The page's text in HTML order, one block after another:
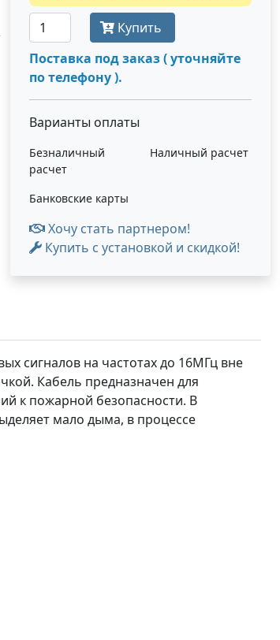
Купить
Поставка под заказ ( уточняйте
по телефону ).
Варианты оплаты
Безналичный
расчет
Наличный расчет
Банковские карты
Хочу стать партнером!
Купить с установкой и скидкой!
сигналов на частотах до 16МГц вне
Кабель предназначен для
к пожарной безопасности. В
мало дыма, в процессе